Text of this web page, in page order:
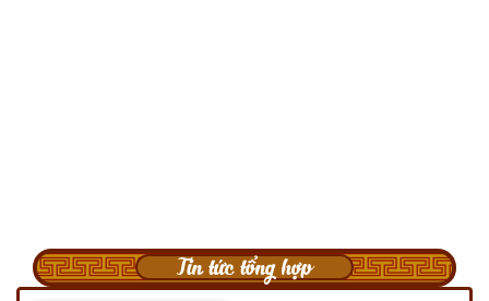
Tin tức tổng hợp